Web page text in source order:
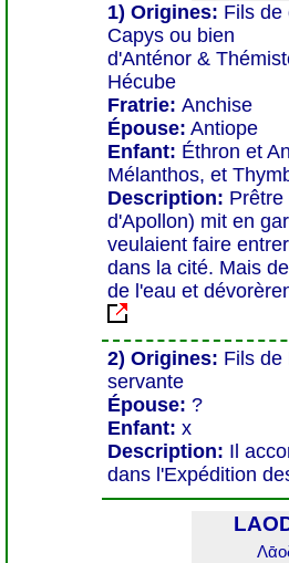
1) Origines: Fils de
Capys ou bien
d'Anténor &
Hécube
Fratrie: Anchise
Épouse: Antiope
Enfant: Éthron et
Mélanthos, et
Description: Prêtre
d'Apollon) mit en
veulaient faire
dans la cité. Mais
de l'eau et
2) Origines: Fils de
servante
Épouse: ?
Enfant: x
Description: Il
dans l'Expédition